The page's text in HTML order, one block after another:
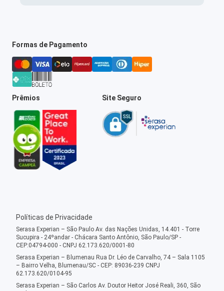
Formas de Pagamento
Prêmios Site Seguro
Políticas de Privacidade
Serasa Experian – São Paulo Av. das Nações Unidas, 14.401 - Torre
Sucupira - 24ºandar - Chácara Santo Antônio, São Paulo/SP -
CEP:04794-000 - CNPJ 62.173.620/0001-80
Serasa Experian – Blumenau Rua Dr. Léo de Carvalho, 74 – Sala 1105
– Bairro Velha, Blumenau/SC - CEP: 89036-239 CNPJ
62.173.620/0104-95
Serasa Experian – São Carlos Av. Doutor Heitor José Reali, 360, São